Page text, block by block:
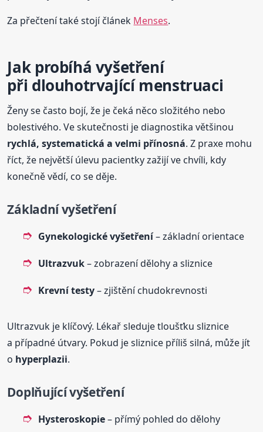
Za přečtení také stojí článek Menses.
Jak probíhá vyšetření
při dlouhotrvající menstruaci
Ženy se často bojí, že je čeká něco složitého nebo
bolestivého. Ve skutečnosti je diagnostika většinou
rychlá, systematická a velmi přínosná. Z praxe mohu
říct, že největší úlevu pacientky zažijí ve chvíli, kdy
konečně vědí, co se děje.
Základní vyšetření
Gynekologické vyšetření– základní orientace
Ultrazvuk– zobrazení dělohy a sliznice
Krevní testy– zjištění chudokrevnosti
Ultrazvuk je klíčový. Lékař sleduje tloušťku sliznice
a případné útvary. Pokud je sliznice příliš silná, může jít
o hyperplazii.
Doplňující vyšetření
Hysteroskopie– přímý pohled do dělohy